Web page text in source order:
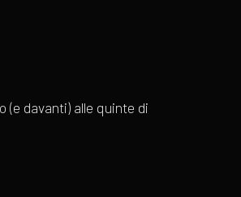
(e davanti) alle quinte di